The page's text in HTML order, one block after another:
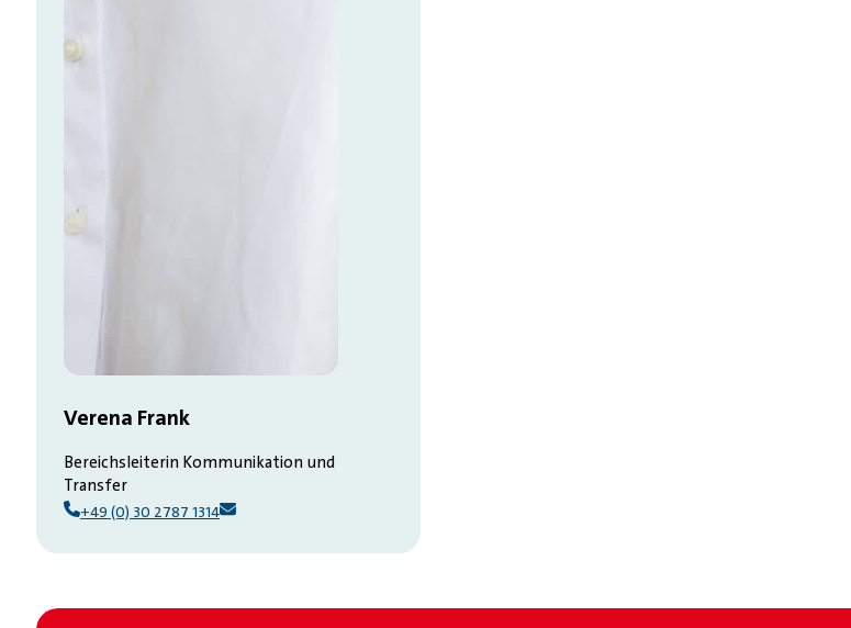
Verena Frank
Bereichsleiterin Kommunikation und
Transfer
+49 (0) 30 2787 1314